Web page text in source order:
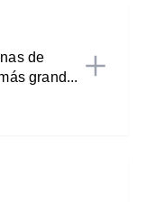
de
grand...